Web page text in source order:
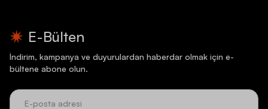
E-Bülten
İndirim, kampanya ve duyurulardan haberdar olmak için e-
bültene abone olun.